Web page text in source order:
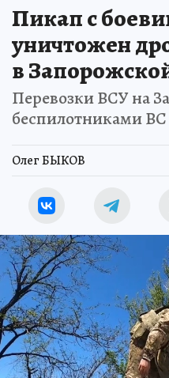
Пикап с
уничтожен
в
Перевозки ВСУ на
беспилотниками
Олег БЫКОВ